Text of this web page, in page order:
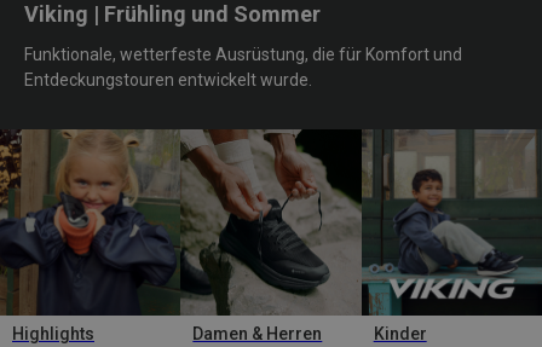
Viking | Frühling und Sommer
Funktionale, wetterfeste Ausrüstung, die für Komfort und
Entdeckungstouren entwickelt wurde.
Highlights Damen & Herren Kinder